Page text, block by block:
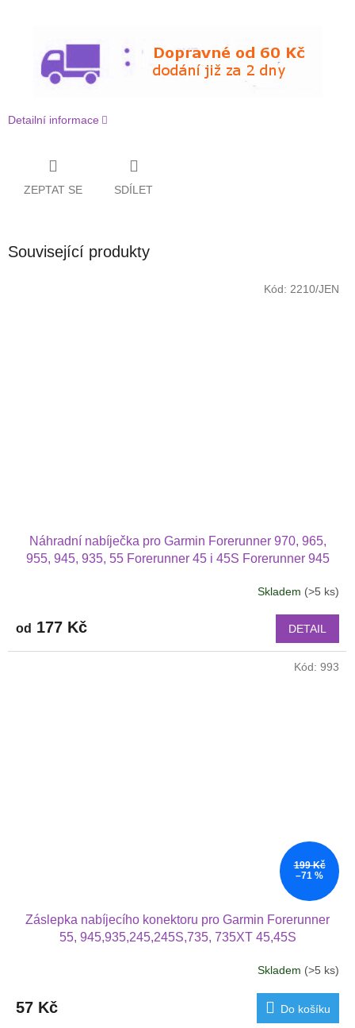
Detailní informace
ZEPTAT SE SDÍLET
Související produkty
Náhradní nabíječka pro Garmin Forerunner 970, 965,
955, 945, 935, 55 Forerunner 45 i 45S Forerunner 945
Skladem (>5 ks)
od 177 Kč DETAIL
Kód: 2210/JEN
199 Kč
–71 %
Záslepka nabíjecího konektoru pro Garmin Forerunner
55, 945,935,245,245S,735, 735XT 45,45S
Skladem (>5 ks)
57 Kč Do košíku
Kód: 993